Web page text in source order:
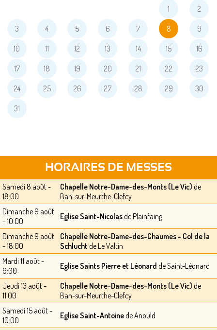
1
2
3 4 5 6 7 8 9
10 11 12 13 14 15 16
17 18 19 20 21 22 23
24 25 26 27 28 29 30
31
HORAIRES DE MESSES
Samedi 8 août -
18:00
Chapelle Notre-Dame-des-Monts (Le Vic) de
Ban-sur-Meurthe-Clefcy
Dimanche 9 août
- 10:00
Eglise Saint-Nicolasde Plainfaing
Dimanche 9 août
- 18:00
Chapelle Notre-Dame-des-Chaumes - Col de la
Schlucht de Le Valtin
Mardi 11 août -
9:00
Eglise Saints Pierre et Léonard de Saint-Léonard
Jeudi 13 août -
11:00
Chapelle Notre-Dame-des-Monts (Le Vic) de
Ban-sur-Meurthe-Clefcy
Samedi 15 août -
10:00
Eglise Saint-Antoinede Anould